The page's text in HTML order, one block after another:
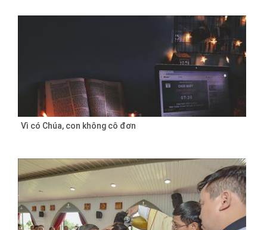
Vì có Chúa, con không cô đơn